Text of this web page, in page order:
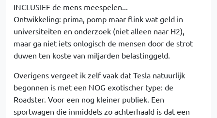
INCLUSIEF de mens meespelen...
Ontwikkeling: prima, pomp maar flink wat geld in
universiteiten en onderzoek (niet alleen naar H2),
maar ga niet iets onlogisch de mensen door de strot
duwen ten koste van miljarden belastinggeld.
Overigens vergeet ik zelf vaak dat Tesla natuurlijk
begonnen is met een NOG exotischer type: de
Roadster. Voor een nog kleiner publiek. Een
sportwagen die inmiddels zo achterhaald is dat een